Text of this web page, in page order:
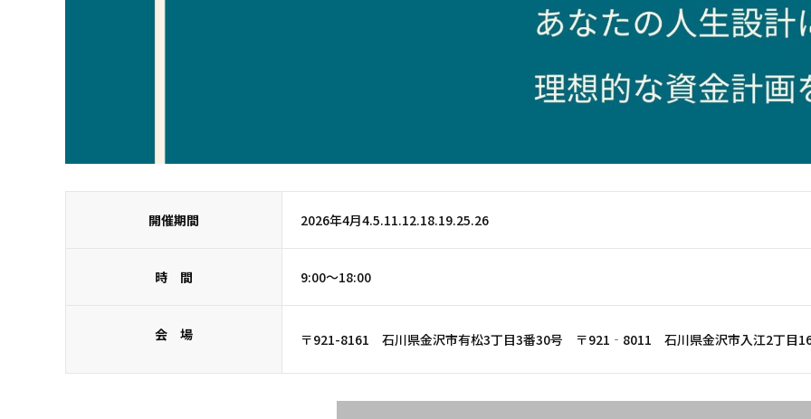
開催期間 2026年4月4.5.11.12.18.19.25.26
時 間 9:00～18:00
会 場 〒921-8161 石川県金沢市有松3丁目3番30号 〒921‐8011 石川県金沢市入江2丁目